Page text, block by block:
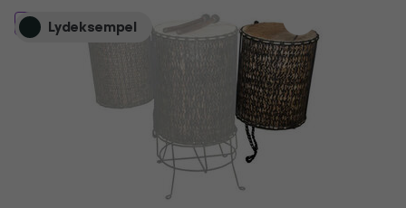
Lydeksempel
Sælges ikke længere